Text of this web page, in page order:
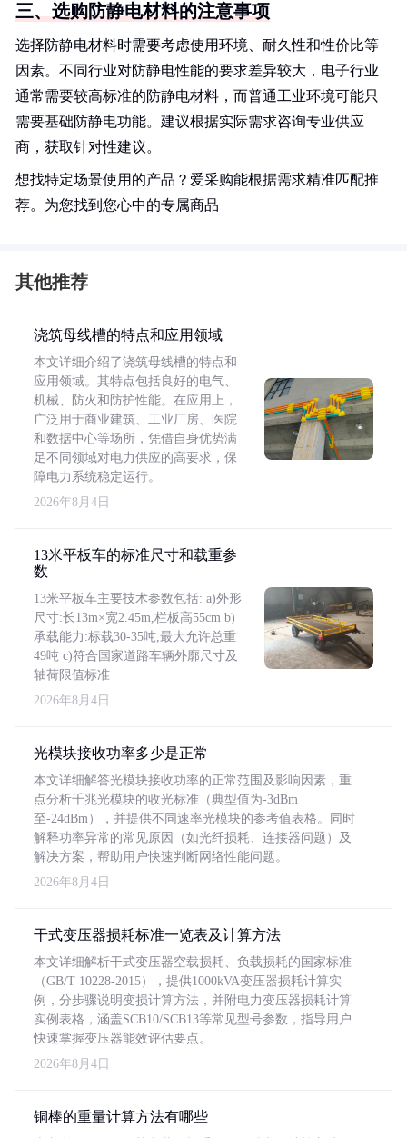
三、选购防静电材料的注意事项
选择防静电材料时需要考虑使用环境、耐久性和性价比等
因素。不同行业对防静电性能的要求差异较大，电子行业
通常需要较高标准的防静电材料，而普通工业环境可能只
需要基础防静电功能。建议根据实际需求咨询专业供应
商，获取针对性建议。
想找特定场景使用的产品？爱采购能根据需求精准匹配推
荐。为您找到您心中的专属商品
其他推荐
浇筑母线槽的特点和应用领域
本文详细介绍了浇筑母线槽的特点和
应用领域。其特点包括良好的电气、
机械、防火和防护性能。在应用上，
广泛用于商业建筑、工业厂房、医院
和数据中心等场所，凭借自身优势满
足不同领域对电力供应的高要求，保
障电力系统稳定运行。
2026年8月4日
13米平板车的标准尺寸和载重参
数
13米平板车主要技术参数包括: a)外形
尺寸:长13m×宽2.45m,栏板高55cm b)
承载能力:标载30-35吨,最大允许总重
49吨 c)符合国家道路车辆外廓尺寸及
轴荷限值标准
2026年8月4日
光模块接收功率多少是正常
本文详细解答光模块接收功率的正常范围及影响因素，重
点分析千兆光模块的收光标准（典型值为-3dBm
至-24dBm），并提供不同速率光模块的参考值表格。同时
解释功率异常的常见原因（如光纤损耗、连接器问题）及
解决方案，帮助用户快速判断网络性能问题。
2026年8月4日
干式变压器损耗标准一览表及计算方法
本文详细解析干式变压器空载损耗、负载损耗的国家标准
（GB/T 10228-2015），提供1000kVA变压器损耗计算实
例，分步骤说明变损计算方法，并附电力变压器损耗计算
实例表格，涵盖SCB10/SCB13等常见型号参数，指导用户
快速掌握变压器能效评估要点。
2026年8月4日
铜棒的重量计算方法有哪些